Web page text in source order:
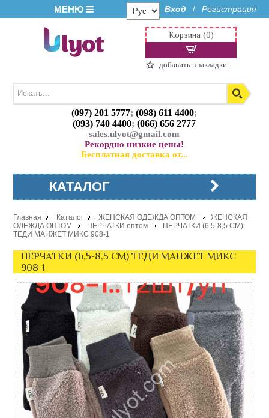
МЕНЮ Вход / Регистрация
(097) 201 5777;(098) 611 4400;
(093) 740 4400;(066) 656 2777
sales.ulyot@gmail.com
Рекордно низкие цены!
Бесплатная доставка от...
Корзина (0)
добавить в закладки
КАТАЛОГ
Главная Каталог ЖЕНСКАЯ ОДЕЖДА ОПТОМ
ЖЕНСКАЯ
ОДЕЖДА ОПТОМ
ПЕРЧАТКИ оптом
ПЕРЧАТКИ (6,5-8,5 СМ)
ТЕДИ МАНЖЕТ МИКС 908-1
ПЕРЧАТКИ (6,5-8,5 СМ) ТЕДИ МАНЖЕТ МИКС
908-1